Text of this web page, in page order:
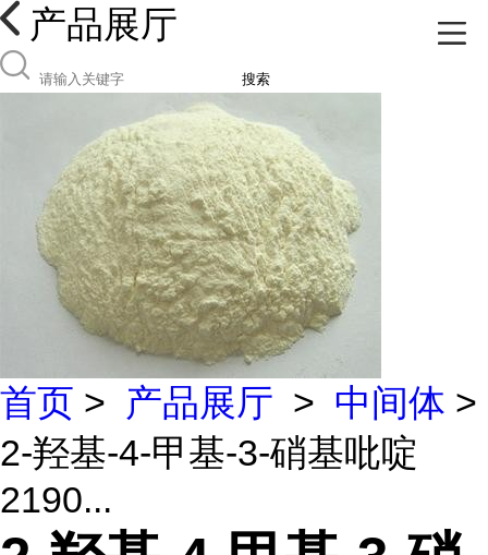
产品展厅
搜索
首页 > 产品展厅 > 中间体 >
2-羟基-4-甲基-3-硝基吡啶
2190...